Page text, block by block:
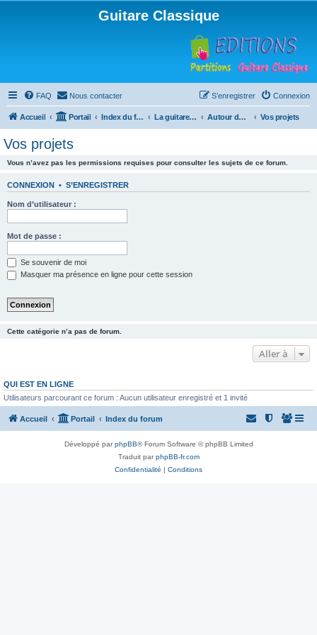
Guitare Classique
FAQ Nous contacter Connexion
S’enregistrer
Accueil Portail Index du forum La guitare : instrument, cours et théorie Autour de la guitare Vos projets
Vos projets
Vous n’avez pas les permissions requises pour consulter les sujets de ce forum.
CONNEXION • S’ENREGISTRER
Nom d’utilisateur :
Mot de passe :
Se souvenir de moi
Masquer ma présence en ligne pour cette session
Cette catégorie n’a pas de forum.
Aller à
QUI EST EN LIGNE
Utilisateurs parcourant ce forum : Aucun utilisateur enregistré et 1 invité
Accueil Portail Index du forum
Développé parphpBB® Forum Software © phpBB Limited
Traduit parphpBB-fr.com
Confidentialité | Conditions